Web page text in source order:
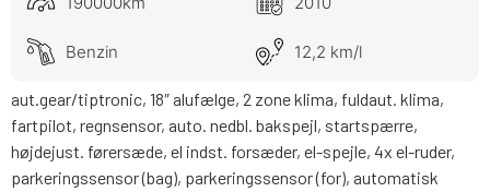
Benzin 12,2 km/l
aut.gear/tiptronic, 18″ alufælge, 2 zone klima, fuldaut. klima,
fartpilot, regnsensor, auto. nedbl. bakspejl, startspærre,
højdejust. førersæde, el indst. forsæder, el-spejle, 4x el-ruder,
parkeringssensor (bag), parkeringssensor (for), automatisk